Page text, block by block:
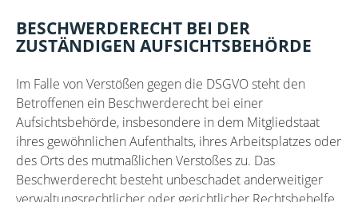
BESCHWERDERECHT BEI DER
ZUSTÄNDIGEN AUFSICHTSBEHÖRDE
Im Falle von Verstößen gegen die DSGVO steht den
Betroffenen ein Beschwerderecht bei einer
Aufsichtsbehörde, insbesondere in dem Mitgliedstaat
ihres gewöhnlichen Aufenthalts, ihres Arbeitsplatzes oder
des Orts des mutmaßlichen Verstoßes zu. Das
Beschwerderecht besteht unbeschadet anderweitiger